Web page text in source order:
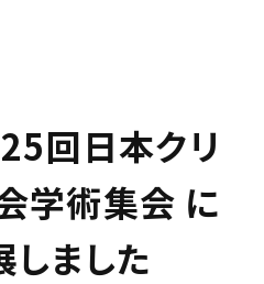
25回日本クリ
学術集会 に
ました